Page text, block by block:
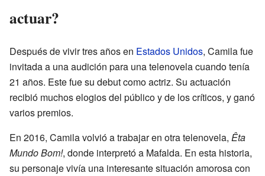
actuar?
Después de vivir tres años en Estados Unidos, Camila fue
invitada a una audición para una telenovela cuando tenía
21 años. Este fue su debut como actriz. Su actuación
recibió muchos elogios del público y de los críticos, y ganó
varios premios.
En 2016, Camila volvió a trabajar en otra telenovela, Êta
Mundo Bom!, donde interpretó a Mafalda. En esta historia,
su personaje vivía una interesante situación amorosa con